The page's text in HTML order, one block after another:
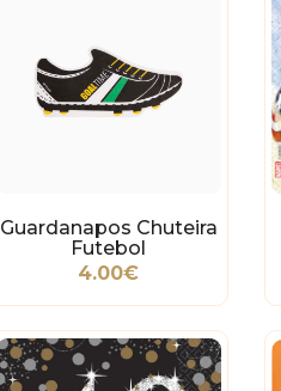
Guardanapos Chuteira
Futebol
4.00€